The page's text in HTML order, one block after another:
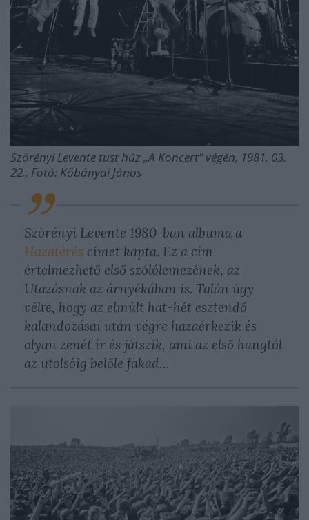
Szörényi Levente tust húz „A Koncert” végén, 1981. 03.
22., Fotó: Kőbányai János
Szörényi Levente 1980-ban albuma a
Hazatérés címet kapta. Ez a cím
értelmezhető első szólólemezének, az
Utazásnak az árnyékában is. Talán úgy
vélte, hogy az elmúlt hat-hét esztendő
kalandozásai után végre hazaérkezik és
olyan zenét ír és játszik, ami az első hangtól
az utolsóig belőle fakad…